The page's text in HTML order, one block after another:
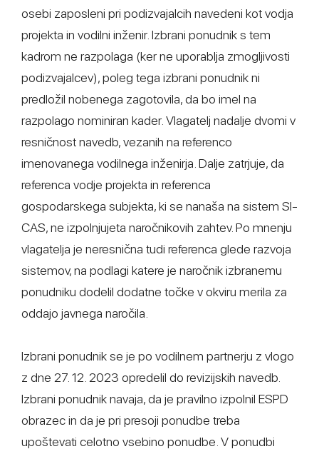
osebi zaposleni pri podizvajalcih navedeni kot vodja
projekta in vodilni inženir. Izbrani ponudnik s tem
kadrom ne razpolaga (ker ne uporablja zmogljivosti
podizvajalcev), poleg tega izbrani ponudnik ni
predložil nobenega zagotovila, da bo imel na
razpolago nominiran kader. Vlagatelj nadalje dvomi v
resničnost navedb, vezanih na referenco
imenovanega vodilnega inženirja. Dalje zatrjuje, da
referenca vodje projekta in referenca
gospodarskega subjekta, ki se nanaša na sistem SI-
CAS, ne izpolnjujeta naročnikovih zahtev. Po mnenju
vlagatelja je neresnična tudi referenca glede razvoja
sistemov, na podlagi katere je naročnik izbranemu
ponudniku dodelil dodatne točke v okviru merila za
oddajo javnega naročila.
Izbrani ponudnik se je po vodilnem partnerju z vlogo
z dne 27. 12. 2023 opredelil do revizijskih navedb.
Izbrani ponudnik navaja, da je pravilno izpolnil ESPD
obrazec in da je pri presoji ponudbe treba
upoštevati celotno vsebino ponudbe. V ponudbi